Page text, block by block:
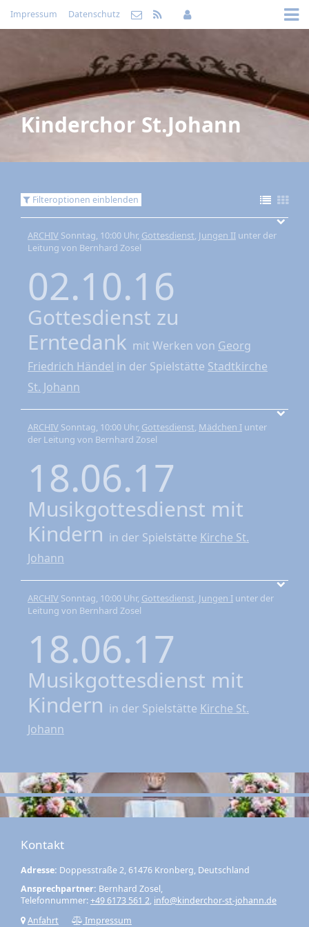
Impressum Datenschutz
Kinderchor St.Johann
Filteroptionen einblenden
ARCHIV Sonntag, 10:00 Uhr, Gottesdienst, Jungen II unter der
Leitung von Bernhard Zosel
02.10.16
Gottesdienst zu
Erntedank mit Werken von Georg
Friedrich Händel in der Spielstätte Stadtkirche
St. Johann
ARCHIV Sonntag, 10:00 Uhr, Gottesdienst, Mädchen I unter
der Leitung von Bernhard Zosel
18.06.17
Musikgottesdienst mit
Kindern in der Spielstätte Kirche St.
Johann
ARCHIV Sonntag, 10:00 Uhr, Gottesdienst, Jungen I unter der
Leitung von Bernhard Zosel
18.06.17
Musikgottesdienst mit
Kindern in der Spielstätte Kirche St.
Johann
Kontakt
Adresse: Doppesstraße 2, 61476 Kronberg, Deutschland
Ansprechpartner: Bernhard Zosel,
Telefonnummer:+49 6173 561 2, info@kinderchor-st-johann.de
Anfahrt
Impressum